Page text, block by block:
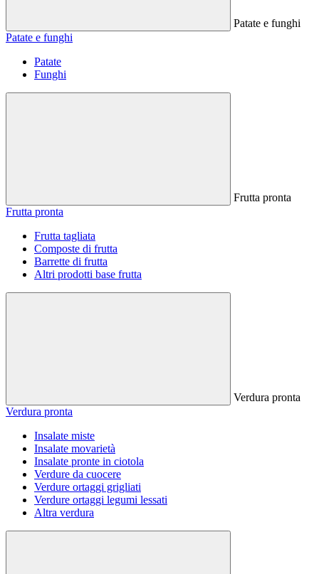
Patate e funghi
Patate e funghi
Patate
Funghi
Frutta pronta
Frutta pronta
Frutta tagliata
Composte di frutta
Barrette di frutta
Altri prodotti base frutta
Verdura pronta
Verdura pronta
Insalate miste
Insalate movarietà
Insalate pronte in ciotola
Verdure da cuocere
Verdure ortaggi grigliati
Verdure ortaggi legumi lessati
Altra verdura